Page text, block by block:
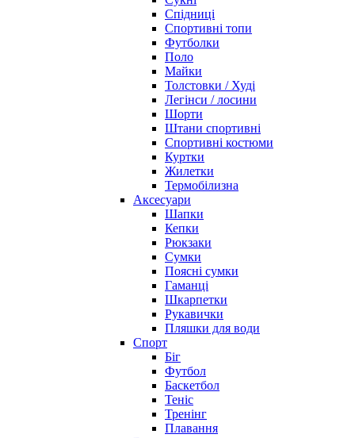
Спідниці
Спортивні топи
Футболки
Поло
Майки
Толстовки / Худі
Легінси / лосини
Шорти
Штани спортивні
Спортивні костюми
Куртки
Жилетки
Термобілизна
Аксесуари
Шапки
Кепки
Рюкзаки
Сумки
Поясні сумки
Гаманці
Шкарпетки
Рукавички
Пляшки для води
Спорт
Біг
Футбол
Баскетбол
Теніс
Тренінг
Плавання